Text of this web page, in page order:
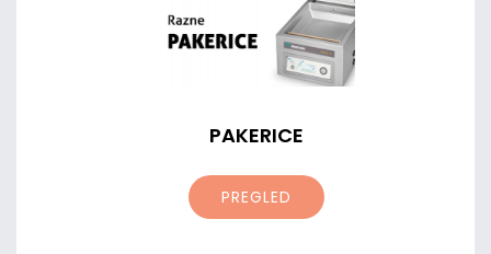
PAKERICE
PREGLED